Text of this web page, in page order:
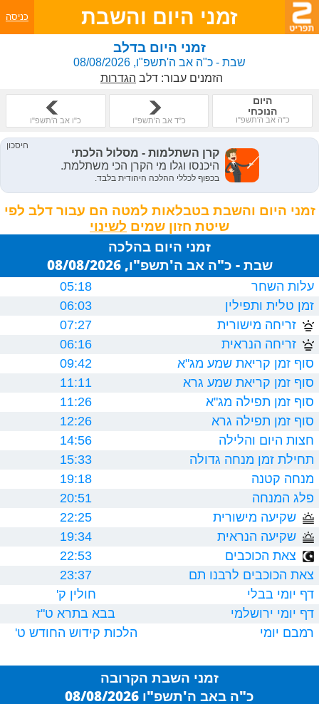
זמני היום והשבת כניסה
זמני היום בדלב
שבת - כ"ה אב ה'תשפ"ו, 08/08/2026
הזמנים עבור: דלב הגדרות
היום
הנוכחי
כ"ה אב ה'תשפ"ו כ"ד אב ה'תשפ"ו כ"ו אב ה'תשפ"ו
זמני היום והשבת בטבלאות למטה הם עבור דלב לפי
שיטת חזון שמים
זמני היום בהלכה
שבת - כ"ה אב ה'תשפ"ו, 08/08/2026
עלות השחר
05:18
זמן טלית ותפילין
06:03
זריחה מישורית
07:27
זריחה הנראית
06:16
סוף זמן קריאת שמע מג"א
09:42
סוף זמן קריאת שמע גרא
11:11
סוף זמן תפילה מג"א
11:26
סוף זמן תפילה גרא
12:26
חצות היום והלילה
14:56
תחילת זמן מנחה גדולה
15:33
מנחה קטנה
19:18
פלג המנחה
20:51
שקיעה מישורית
22:25
שקיעה הנראית
19:34
צאת הכוכבים
22:53
צאת הכוכבים לרבנו תם
23:37
דף יומי בבלי
חולין ק'
דף יומי ירושלמי
בבא בתרא ט"ז
רמבם יומי
הלכות קידוש החודש ט'
זמני השבת הקרובה
כ"ה באב ה'תשפ"ו 08/08/2026